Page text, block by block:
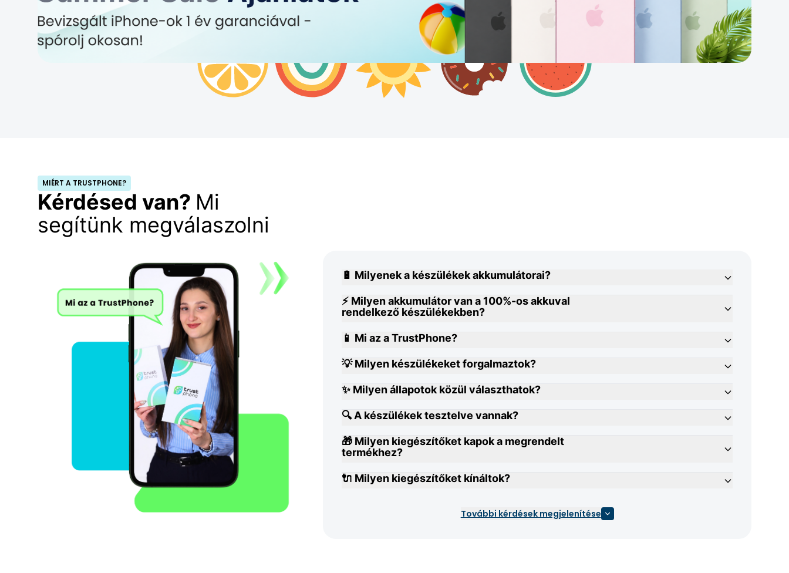
MIÉRT A TRUSTPHONE?
Kérdésed van? Mi
segítünk megválaszolni
🔋 Milyenek a készülékek akkumulátorai?
⚡ Milyen akkumulátor van a 100%-os akkuval
rendelkező készülékekben?
📱 Mi az a TrustPhone?
💡 Milyen készülékeket forgalmaztok?
✨ Milyen állapotok közül választhatok?
🔍 A készülékek tesztelve vannak?
🎁 Milyen kiegészítőket kapok a megrendelt
termékhez?
🔌 Milyen kiegészítőket kínáltok?
További kérdések megjelenítése